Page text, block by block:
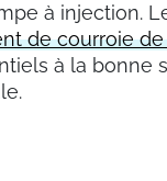
à injection.
de courroie
à la bonne